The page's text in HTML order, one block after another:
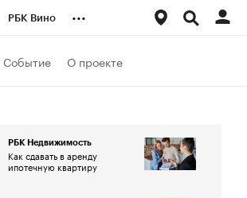
РБК Вино ...
Событие О проекте
РБК Недвижимость
Как сдавать в аренду
ипотечную квартиру